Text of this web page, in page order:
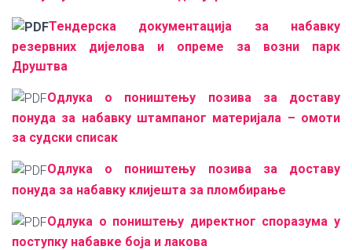
Тендерска документација за набавку
резервних дијелова и опреме за возни парк
Друштва
Одлука о поништењу позива за доставу
понуда за набавку штампаног материјала – омоти
за судски списак
Одлука о поништењу позива за доставу
понуда за набавку клијешта за пломбирање
Одлука о поништењу директног споразума у
поступку набавке боја и лакова